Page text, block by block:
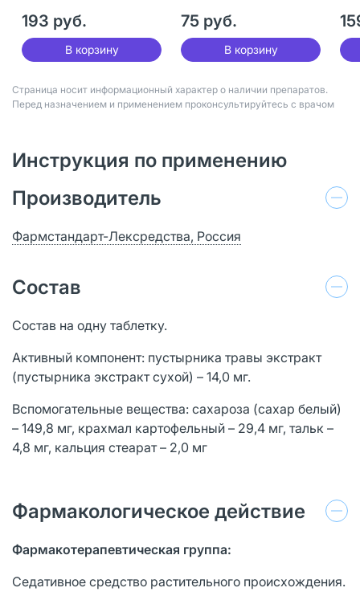
193 руб.
В корзину
75 руб.
В корзину
Страница носит информационный характер о наличии препаратов.
Перед назначением и применением проконсультируйтесь с врачом
Инструкция по применению
Производитель
Фармстандарт-Лексредства, Россия
Состав
Состав на одну таблетку.
Активный компонент: пустырника травы экстракт
(пустырника экстракт сухой) – 14,0 мг.
Вспомогательные вещества: сахароза (сахар белый)
– 149,8 мг, крахмал картофельный – 29,4 мг, тальк –
4,8 мг, кальция стеарат – 2,0 мг
Фармакологическое действие
Фармакотерапевтическая группа:
Седативное средство растительного происхождения.